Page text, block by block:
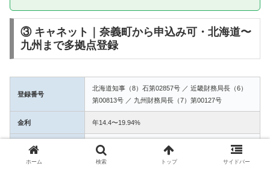
③ キャネット｜奈義町から申込み可・北海道〜
九州まで多拠点登録
登録番号
北海道知事（8）石第02857号 ／ 近畿財務局長（6）
第00813号 ／ 九州財務局長（7）第00127号
金利 年14.4〜19.94%
融資額 1万〜50万円
ホーム 検索 トップ サイドバー